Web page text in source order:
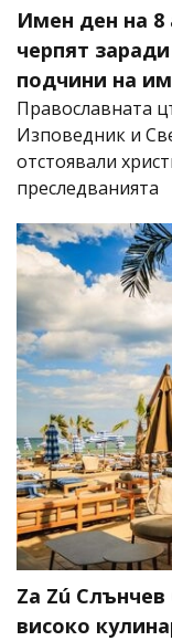
Имен ден на 8
черпят
подчини на
Православната
Изповедник и
отстоявали
преследванията
Za Zú
високо